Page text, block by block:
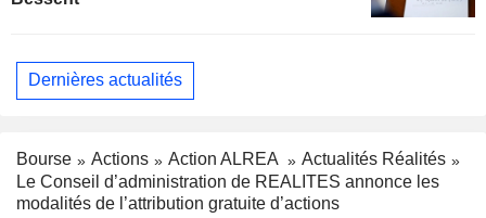
Dernières actualités
Bourse Actions Action ALREA
Actualités Réalités
Le Conseil d’administration de REALITES annonce les
modalités de l’attribution gratuite d’actions